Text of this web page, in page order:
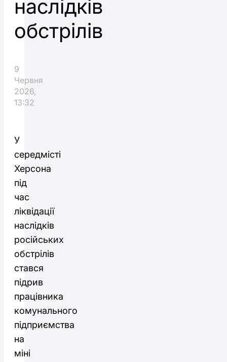
наслідків
обстрілів
9
Червня
2026,
13:32
У
середмісті
Херсона
під
час
ліквідації
наслідків
російських
обстрілів
стався
підрив
працівника
комунального
підприємства
на
міні